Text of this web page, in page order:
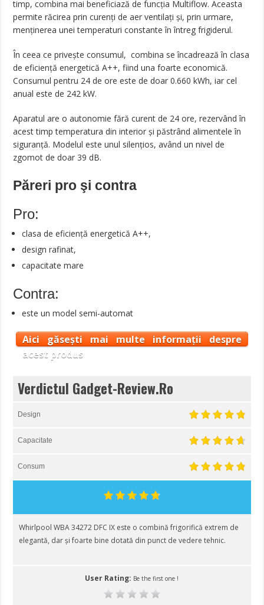
timp, combina mai beneficiază de funcția Multiflow. Aceasta
permite răcirea prin curenți de aer ventilați și, prin urmare,
menținerea unei temperaturi constante în întreg frigiderul.
În ceea ce privește consumul, combina se încadrează în clasa
de eficiență energetică A++, fiind una foarte economică.
Consumul pentru 24 de ore este de doar 0.660 kWh, iar cel
anual este de 242 kW.
Aparatul are o autonomie fără curent de 24 ore, rezervând în
acest timp temperatura din interior și păstrând alimentele în
siguranță. Modelul este unul silențios, având un nivel de
zgomot de doar 39 dB.
Păreri pro şi contra
Pro:
clasa de eficiență energetică A++,
design rafinat,
capacitate mare
Contra:
este un model semi-automat
Aici găsești mai multe informații despre
acest produs
Verdictul Gadget-Review.Ro
Design
Capacitate
Consum
Whirlpool WBA 34272 DFC IX este o combină frigorifică extrem de
elegantă, dar și foarte bine dotată din punct de vedere tehnic.
User Rating: Be the first one !